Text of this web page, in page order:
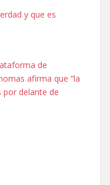
PERDIDO HOY
ASUSTADIZO
y que es
de
afirma que “la
por delante de